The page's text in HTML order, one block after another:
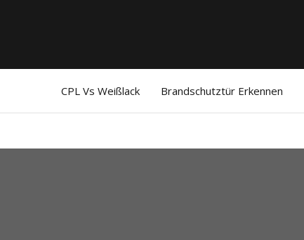
CPL Vs Weißlack Brandschutztür Erkennen